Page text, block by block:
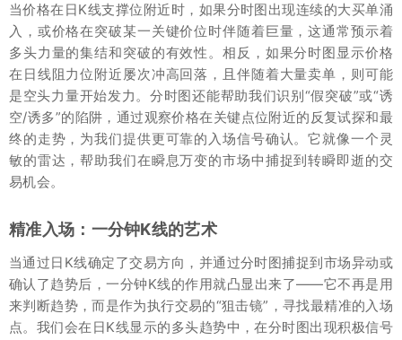
当价格在日K线支撑位附近时，如果分时图出现连续的大买单涌
入，或价格在突破某一关键价位时伴随着巨量，这通常预示着
多头力量的集结和突破的有效性。相反，如果分时图显示价格
在日线阻力位附近屡次冲高回落，且伴随着大量卖单，则可能
是空头力量开始发力。分时图还能帮助我们识别“假突破”或“诱
空/诱多”的陷阱，通过观察价格在关键点位附近的反复试探和最
终的走势，为我们提供更可靠的入场信号确认。它就像一个灵
敏的雷达，帮助我们在瞬息万变的市场中捕捉到转瞬即逝的交
易机会。
精准入场：一分钟K线的艺术
当通过日K线确定了交易方向，并通过分时图捕捉到市场异动或
确认了趋势后，一分钟K线的作用就凸显出来了——它不再是用
来判断趋势，而是作为执行交易的“狙击镜”，寻找最精准的入场
点。我们会在日K线显示的多头趋势中，在分时图出现积极信号